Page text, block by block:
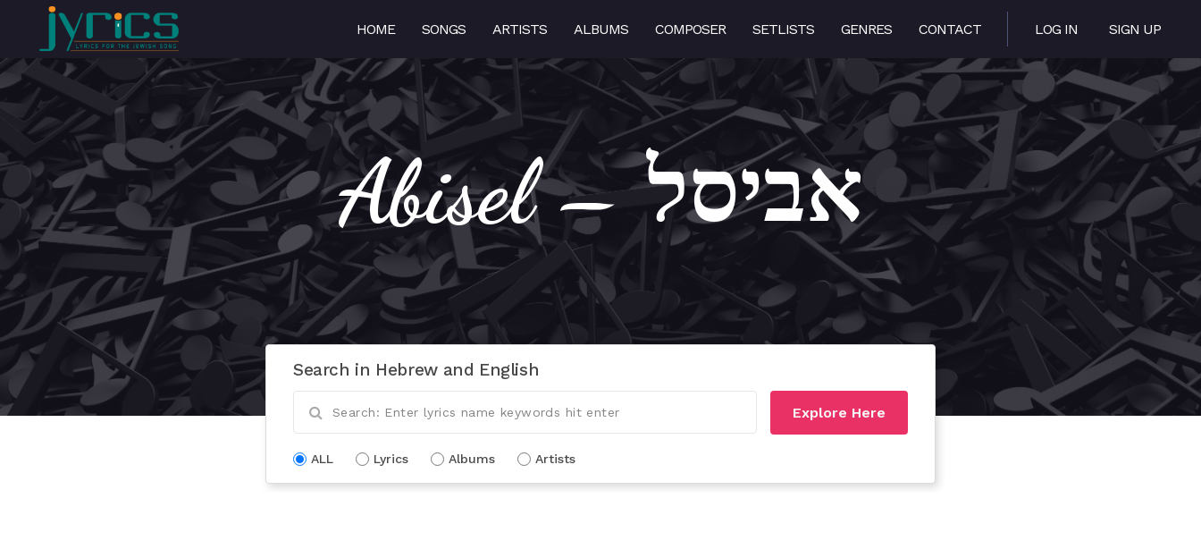
HOME SONGS ARTISTS ALBUMS COMPOSER SETLISTS GENRES CONTACT LOG IN SIGN UP
Abisel – אביסל
Search in Hebrew and English
Explore Here
ALL Lyrics Albums Artists